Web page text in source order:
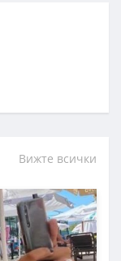
Вижте всички